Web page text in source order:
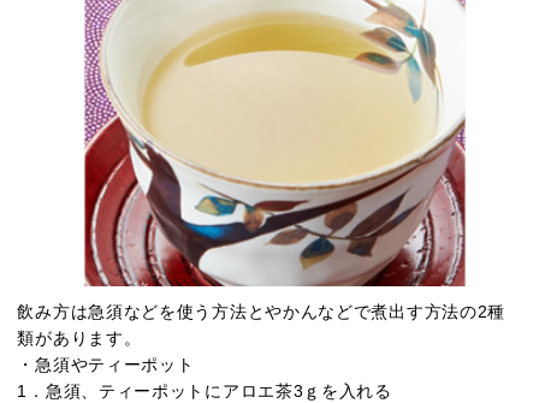
飲み方は急須などを使う方法とやかんなどで煮出す方法の2種
類があります。
・急須やティーポット
1．急須、ティーポットにアロエ茶3ｇを入れる